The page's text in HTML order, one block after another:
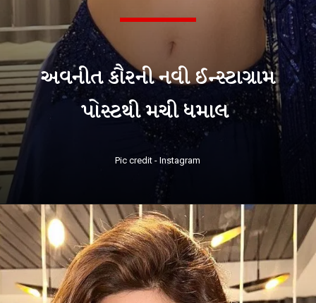
અવનીત કૌરની નવી ઈન્સ્ટાગ્રામ
પોસ્ટથી મચી ધમાલ
Pic credit - Instagram